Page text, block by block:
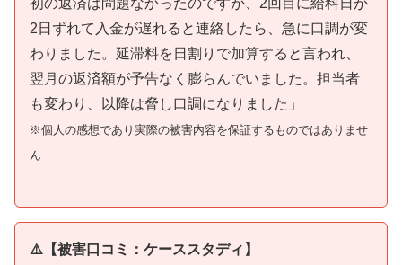
2日ずれて入金が遅れると連絡したら、急に口調が変
わりました。延滞料を日割りで加算すると言われ、
翌月の返済額が予告なく膨らんでいました。担当者
も変わり、以降は脅し口調になりました」
※個人の感想であり実際の被害内容を保証するものではありませ
ん
⚠️【被害口コミ：ケーススタディ】